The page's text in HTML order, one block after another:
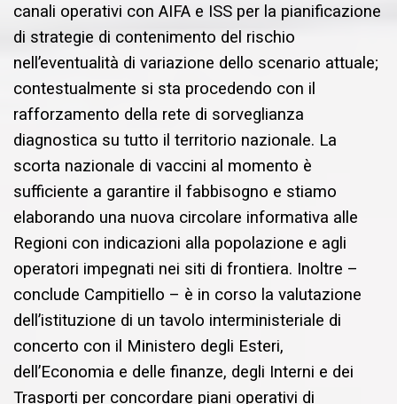
canali operativi con AIFA e ISS per la pianificazione
di strategie di contenimento del rischio
nell’eventualità di variazione dello scenario attuale;
contestualmente si sta procedendo con il
rafforzamento della rete di sorveglianza
diagnostica su tutto il territorio nazionale. La
scorta nazionale di vaccini al momento è
sufficiente a garantire il fabbisogno e stiamo
elaborando una nuova circolare informativa alle
Regioni con indicazioni alla popolazione e agli
operatori impegnati nei siti di frontiera. Inoltre –
conclude Campitiello – è in corso la valutazione
dell’istituzione di un tavolo interministeriale di
concerto con il Ministero degli Esteri,
dell’Economia e delle finanze, degli Interni e dei
Trasporti per concordare piani operativi di